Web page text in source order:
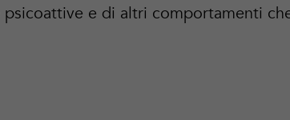
psicoattive e di altri comportamenti